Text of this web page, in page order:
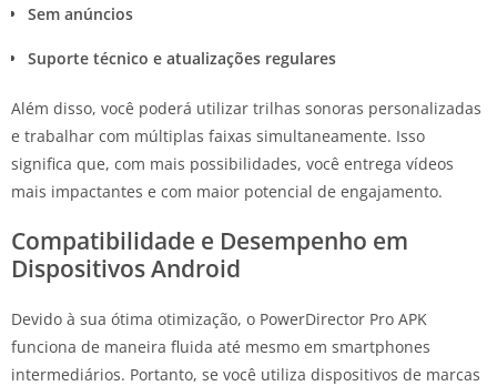
Sem anúncios
Suporte técnico e atualizações regulares
Além disso, você poderá utilizar trilhas sonoras personalizadas
e trabalhar com múltiplas faixas simultaneamente. Isso
significa que, com mais possibilidades, você entrega vídeos
mais impactantes e com maior potencial de engajamento.
Compatibilidade e Desempenho em
Dispositivos Android
Devido à sua ótima otimização, o PowerDirector Pro APK
funciona de maneira fluida até mesmo em smartphones
intermediários. Portanto, se você utiliza dispositivos de marcas